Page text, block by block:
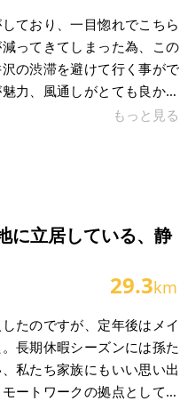
ており、一目惚れでこちら
ってきてしまった為、この
の渋滞を避けて行く事がで
力、風通しがとても良かっ
はの非日常感を演出して楽
よう祈っております。建物
ルシステムキッチンがあり
もっと見る
に立居している、静
29.3km
たのですが、定年後はメイ
長期休暇シーズンには孫た
私たち家族にもいい思い出
ートワークの拠点としても